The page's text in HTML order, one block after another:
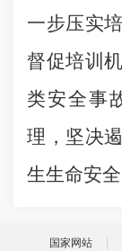
一步压实
督促培训
类安全事
理，坚决
生生命安全
国家网站